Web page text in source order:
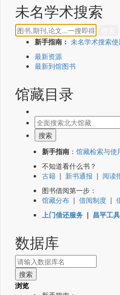
未名学术搜索
新手指南： 未名学术搜索
最新资源
最新到馆图书
馆藏目录
新手指南 ： 馆藏检索与使
不知道看什么书？
古籍 | 新书通报 | 阅读
图书借阅第一步：
馆藏分布 | 借阅制度 |
上门借还服务 | 昌平工
数据库
浏览